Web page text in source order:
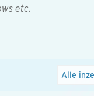
etc.
Foto's